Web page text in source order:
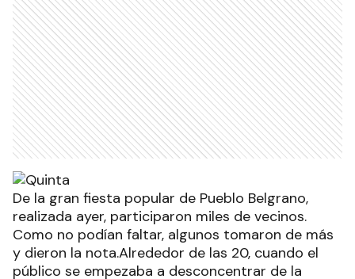
De la gran fiesta popular de Pueblo Belgrano,
realizada ayer, participaron miles de vecinos.
Como no podían faltar, algunos tomaron de más
y dieron la nota.Alrededor de las 20, cuando el
público se empezaba a desconcentrar de la